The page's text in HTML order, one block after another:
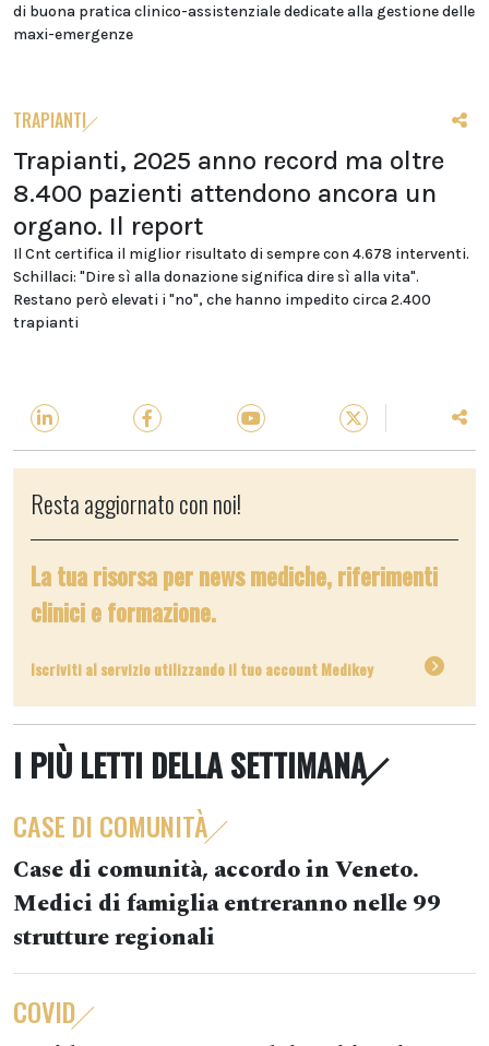
di buona pratica clinico-assistenziale dedicate alla gestione delle
maxi-emergenze
TRAPIANTI
Trapianti, 2025 anno record ma oltre
8.400 pazienti attendono ancora un
organo. Il report
Il Cnt certifica il miglior risultato di sempre con 4.678 interventi.
Schillaci: "Dire sì alla donazione significa dire sì alla vita".
Restano però elevati i "no", che hanno impedito circa 2.400
trapianti
Resta aggiornato con noi!
La tua risorsa per news mediche, riferimenti
clinici e formazione.
Iscriviti al servizio utilizzando il tuo account Medikey
I PIÙ LETTI DELLA SETTIMANA
CASE DI COMUNITÀ
Case di comunità, accordo in Veneto.
Medici di famiglia entreranno nelle 99
strutture regionali
COVID